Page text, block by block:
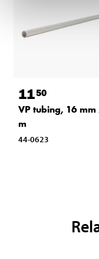
1150
VP tubing, 16 mm
m
44-0623